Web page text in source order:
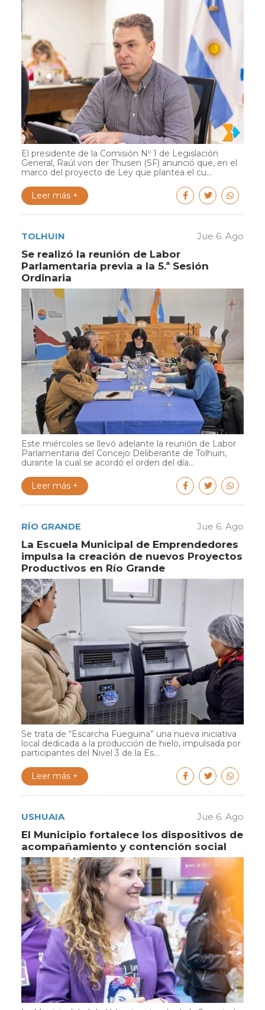
El presidente de la Comisión Nº 1 de Legislación
General, Raúl von der Thusen (SF) anunció que, en el
marco del proyecto de Ley que plantea el cu...
Leer más +
TOLHUIN Jue 6. Ago
Se realizó la reunión de Labor
Parlamentaria previa a la 5.ª Sesión
Ordinaria
Este miércoles se llevó adelante la reunión de Labor
Parlamentaria del Concejo Deliberante de Tolhuin,
durante la cual se acordó el orden del día...
Leer más +
RÍO GRANDE Jue 6. Ago
La Escuela Municipal de Emprendedores
impulsa la creación de nuevos Proyectos
Productivos en Río Grande
Se trata de “Escarcha Fueguina” una nueva iniciativa
local dedicada a la producción de hielo, impulsada por
participantes del Nivel 3 de la Es...
Leer más +
USHUAIA Jue 6. Ago
El Municipio fortalece los dispositivos de
acompañamiento y contención social